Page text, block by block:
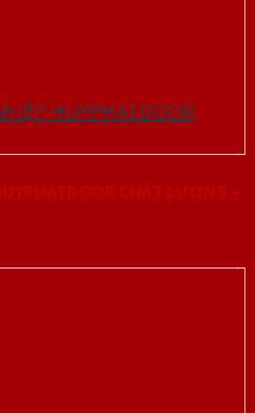
CHẤT LƯỢNG –